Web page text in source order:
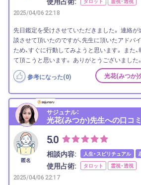
2025/04/06 22:18
先日鑑定を受けさせていただきました。 連絡
談させて頂いたのですが、先生に頂いたアドバ
ため、すぐに行動してみようと思います。 また
て頂こうと思います。 ありがとうございました。
参考になった(0) 光花(みつか)
サジュナル：
光花(みつか)先生への口コミ
匿名
5.0
相談内容: 人生・スピリチュアル
使用占術: タロット 霊視・透視
2025/04/06 22:17